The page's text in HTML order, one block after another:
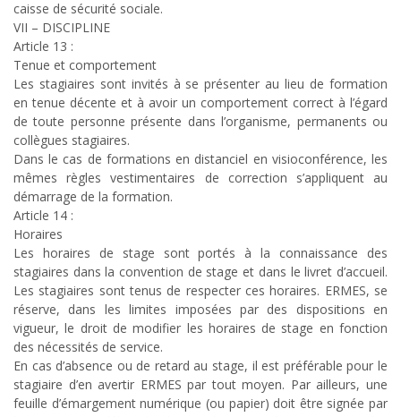
caisse de sécurité sociale.
VII – DISCIPLINE
Article 13 :
Tenue et comportement
Les stagiaires sont invités à se présenter au lieu de formation
en tenue décente et à avoir un comportement correct à l’égard
de toute personne présente dans l’organisme, permanents ou
collègues stagiaires.
Dans le cas de formations en distanciel en visioconférence, les
mêmes règles vestimentaires de correction s’appliquent au
démarrage de la formation.
Article 14 :
Horaires
Les horaires de stage sont portés à la connaissance des
stagiaires dans la convention de stage et dans le livret d’accueil.
Les stagiaires sont tenus de respecter ces horaires. ERMES, se
réserve, dans les limites imposées par des dispositions en
vigueur, le droit de modifier les horaires de stage en fonction
des nécessités de service.
En cas d’absence ou de retard au stage, il est préférable pour le
stagiaire d’en avertir ERMES par tout moyen. Par ailleurs, une
feuille d’émargement numérique (ou papier) doit être signée par